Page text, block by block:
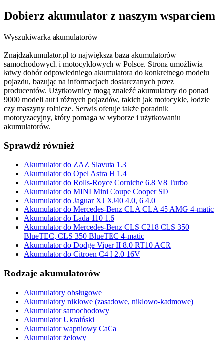
Dobierz akumulator z naszym wsparciem
Wyszukiwarka akumulatorów
Znajdzakumulator.pl to największa baza akumulatorów
samochodowych i motocyklowych w Polsce. Strona umożliwia
łatwy dobór odpowiedniego akumulatora do konkretnego modelu
pojazdu, bazując na informacjach dostarczanych przez
producentów. Użytkownicy mogą znaleźć akumulatory do ponad
9000 modeli aut i różnych pojazdów, takich jak motocykle, łodzie
czy maszyny rolnicze. Serwis oferuje także poradnik
motoryzacyjny, który pomaga w wyborze i użytkowaniu
akumulatorów.
Sprawdź również
Akumulator do ZAZ Slavuta 1.3
Akumulator do Opel Astra H 1.4
Akumulator do Rolls-Royce Corniche 6.8 V8 Turbo
Akumulator do MINI Mini Coupe Cooper SD
Akumulator do Jaguar XJ XJ40 4.0, 6 4.0
Akumulator do Mercedes-Benz CLA CLA 45 AMG 4-matic
Akumulator do Lada 110 1.6
Akumulator do Mercedes-Benz CLS C218 CLS 350
BlueTEC, CLS 350 BlueTEC 4-matic
Akumulator do Dodge Viper II 8.0 RT10 ACR
Akumulator do Citroen C4 I 2.0 16V
Rodzaje akumulatorów
Akumulatory obsługowe
Akumulatory niklowe (zasadowe, niklowo-kadmowe)
Akumulator samochodowy
Akumulator Ukraiński
Akumulator wapniowy CaCa
Akumulator żelowy